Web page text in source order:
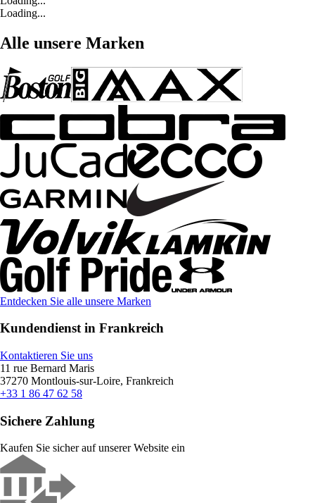
Loading...
Alle unsere Marken
Entdecken Sie alle unsere Marken
Kundendienst in Frankreich
Kontaktieren Sie uns
11 rue Bernard Maris
37270 Montlouis-sur-Loire, Frankreich
+33 1 86 47 62 58
Sichere Zahlung
Kaufen Sie sicher auf unserer Website ein